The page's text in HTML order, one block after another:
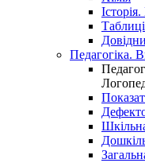
Педагогіка.